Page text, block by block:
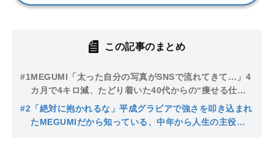
この記事のまとめ
#1MEGUMI「太った自分の写真がSNSで流れてきて…」4
カ月で4キロ減、たどり着いた40代からの“痩せる仕組
み”
#2 「絶対に抱かれるな」平成グラビアで強さを叩き込まれ
たMEGUMIだから知っている、中年から人生の主役に